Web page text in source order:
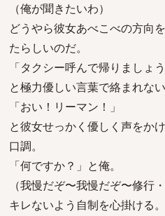
（俺が聞きたいわ）
どうやら彼女あべこべの方向
たらしいのだ。
「タクシー呼んで帰りましょ
と極力優しい言葉で絡まれな
「おい！リーマン！」
と彼女せっかく優しく声をか
口調。
「何ですか？」と俺。
（我慢だぞ〜我慢だぞ〜修行
キレないよう自制を心掛ける。